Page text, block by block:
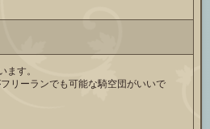
す。
リーランでも可能な騎空団がいいで